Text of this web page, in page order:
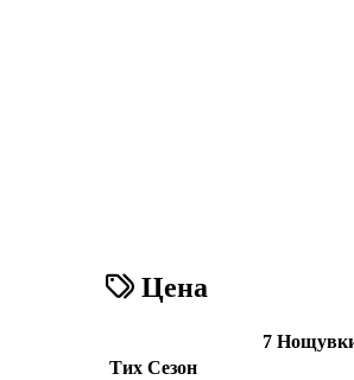
Цена
7
Тих Сезон